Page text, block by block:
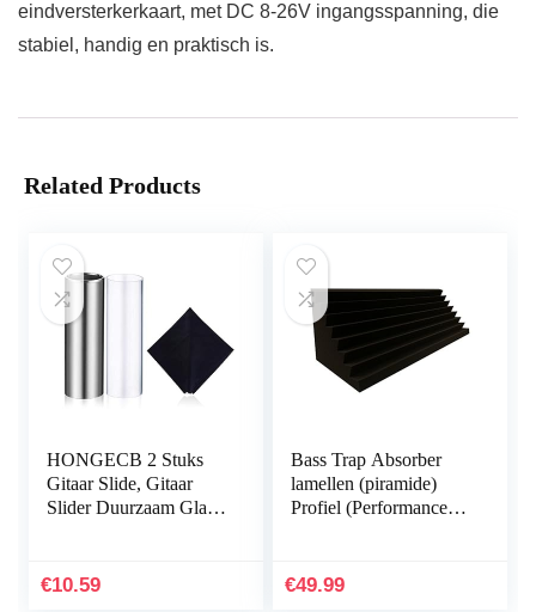
eindversterkerkaart, met DC 8‑26V ingangsspanning, die
stabiel, handig en praktisch is.
Related Products
HONGECB 2 Stuks
Gitaar Slide, Gitaar
Slider Duurzaam Glas
Onderdelen voor Gitaar
€10.59
Bass Trap Absorber
lamellen (piramide)
Profiel (Performance 2
€49.99